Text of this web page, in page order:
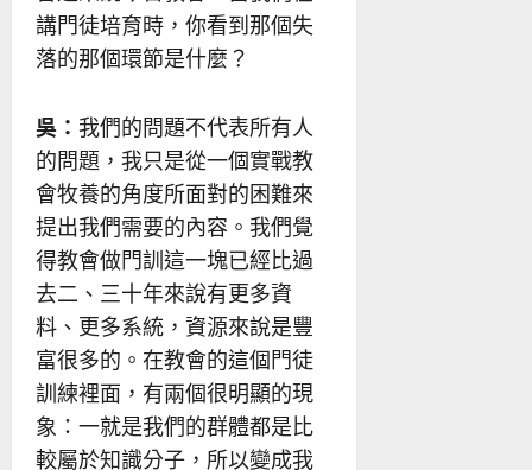
講門徒培育時，你看到那個失
落的那個環節是什麼？
吳： 我們的問題不代表所有人
的問題，我只是從一個實戰教
會牧養的角度所面對的困難來
提出我們需要的內容。我們覺
得教會做門訓這一塊已經比過
去二、三十年來說有更多資
料、更多系統，資源來說是豐
富很多的。在教會的這個門徒
訓練裡面，有兩個很明顯的現
象：一就是我們的群體都是比
較屬於知識分子，所以變成我